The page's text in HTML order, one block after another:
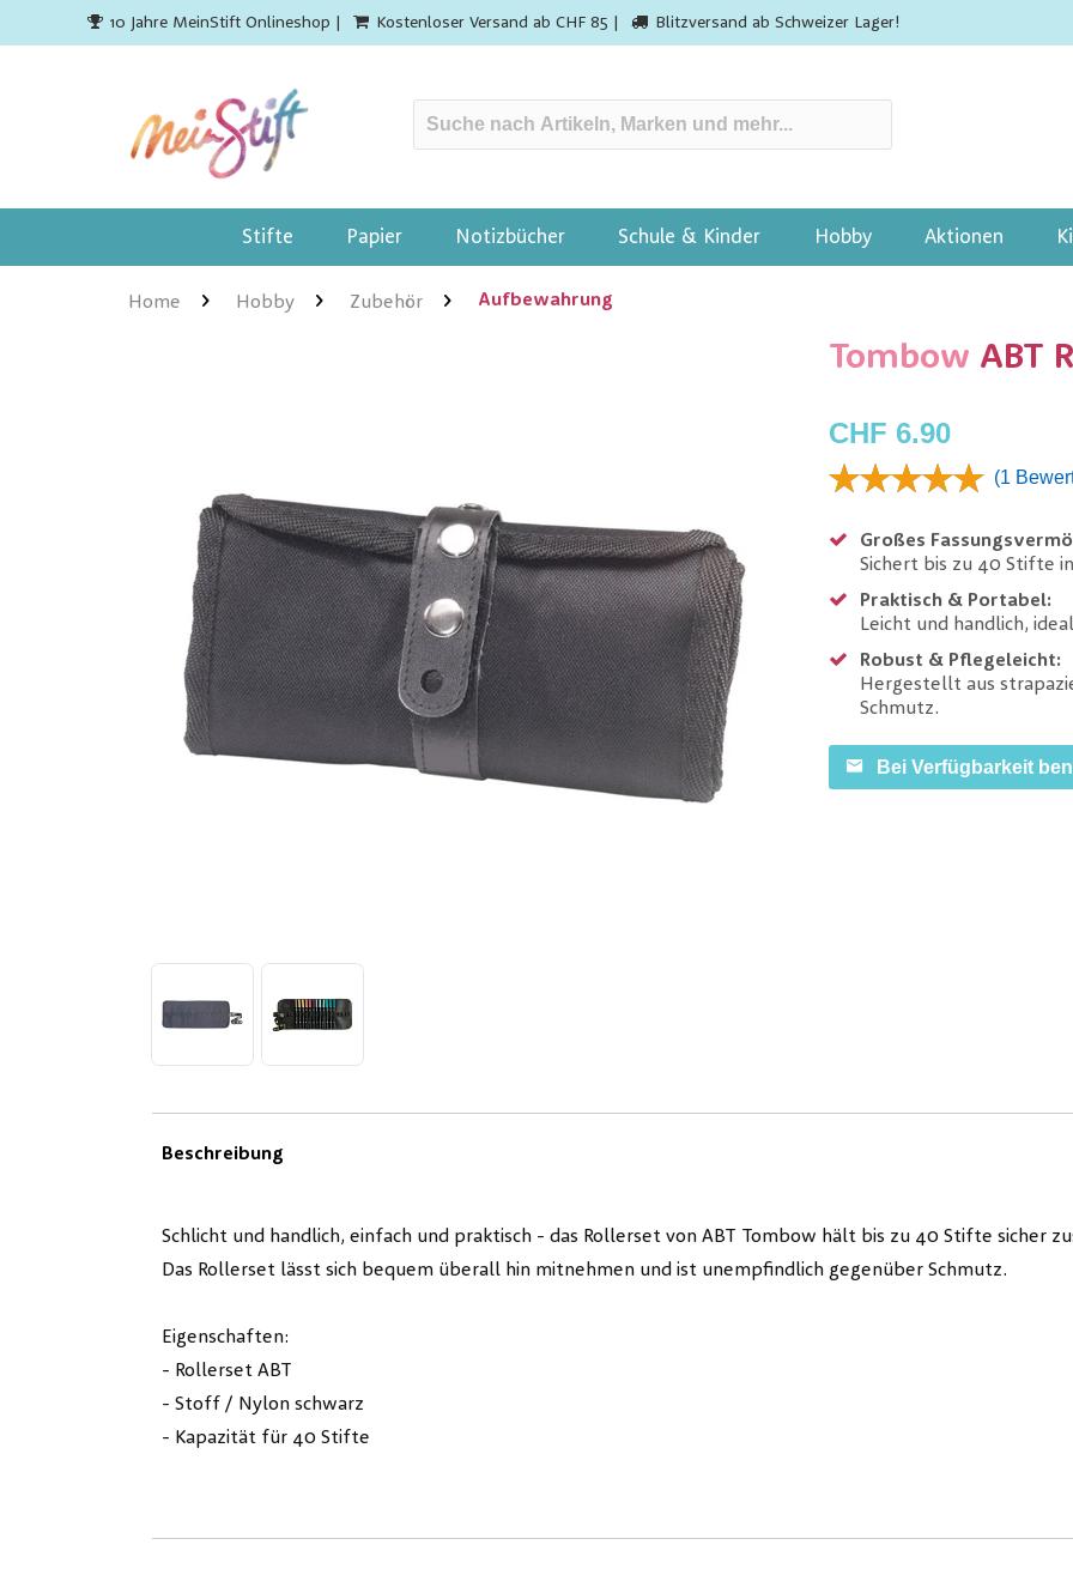
10 Jahre MeinStift Onlineshop | Kostenloser Versand ab CHF 85 | Blitzversand ab Schweizer Lager!
Stifte Papier Notizbücher Schule & Kinder Hobby Aktionen
Home Hobby Zubehör Aufbewahrung
Tombow ABT
CHF 6.90
(1
Großes
Sichert bis zu 40 Stifte
Praktisch & Portabel:
Leicht und handlich,
Robust & Pflegeleicht:
Hergestellt aus
Schmutz.
Bei Verfügbarkeit
Beschreibung
Schlicht und handlich, einfach und praktisch - das Rollerset von ABT Tombow hält bis zu 40 Stifte sicher
Das Rollerset lässt sich bequem überall hin mitnehmen und ist unempfindlich gegenüber Schmutz.
Eigenschaften:
- Rollerset ABT
- Stoff / Nylon schwarz
- Kapazität für 40 Stifte